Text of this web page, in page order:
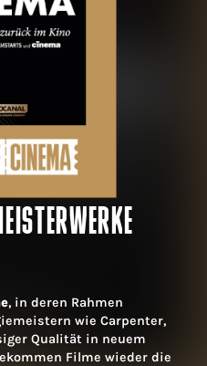
, in deren Rahmen
wie Carpenter,
Qualität in neuem
Filme wieder die